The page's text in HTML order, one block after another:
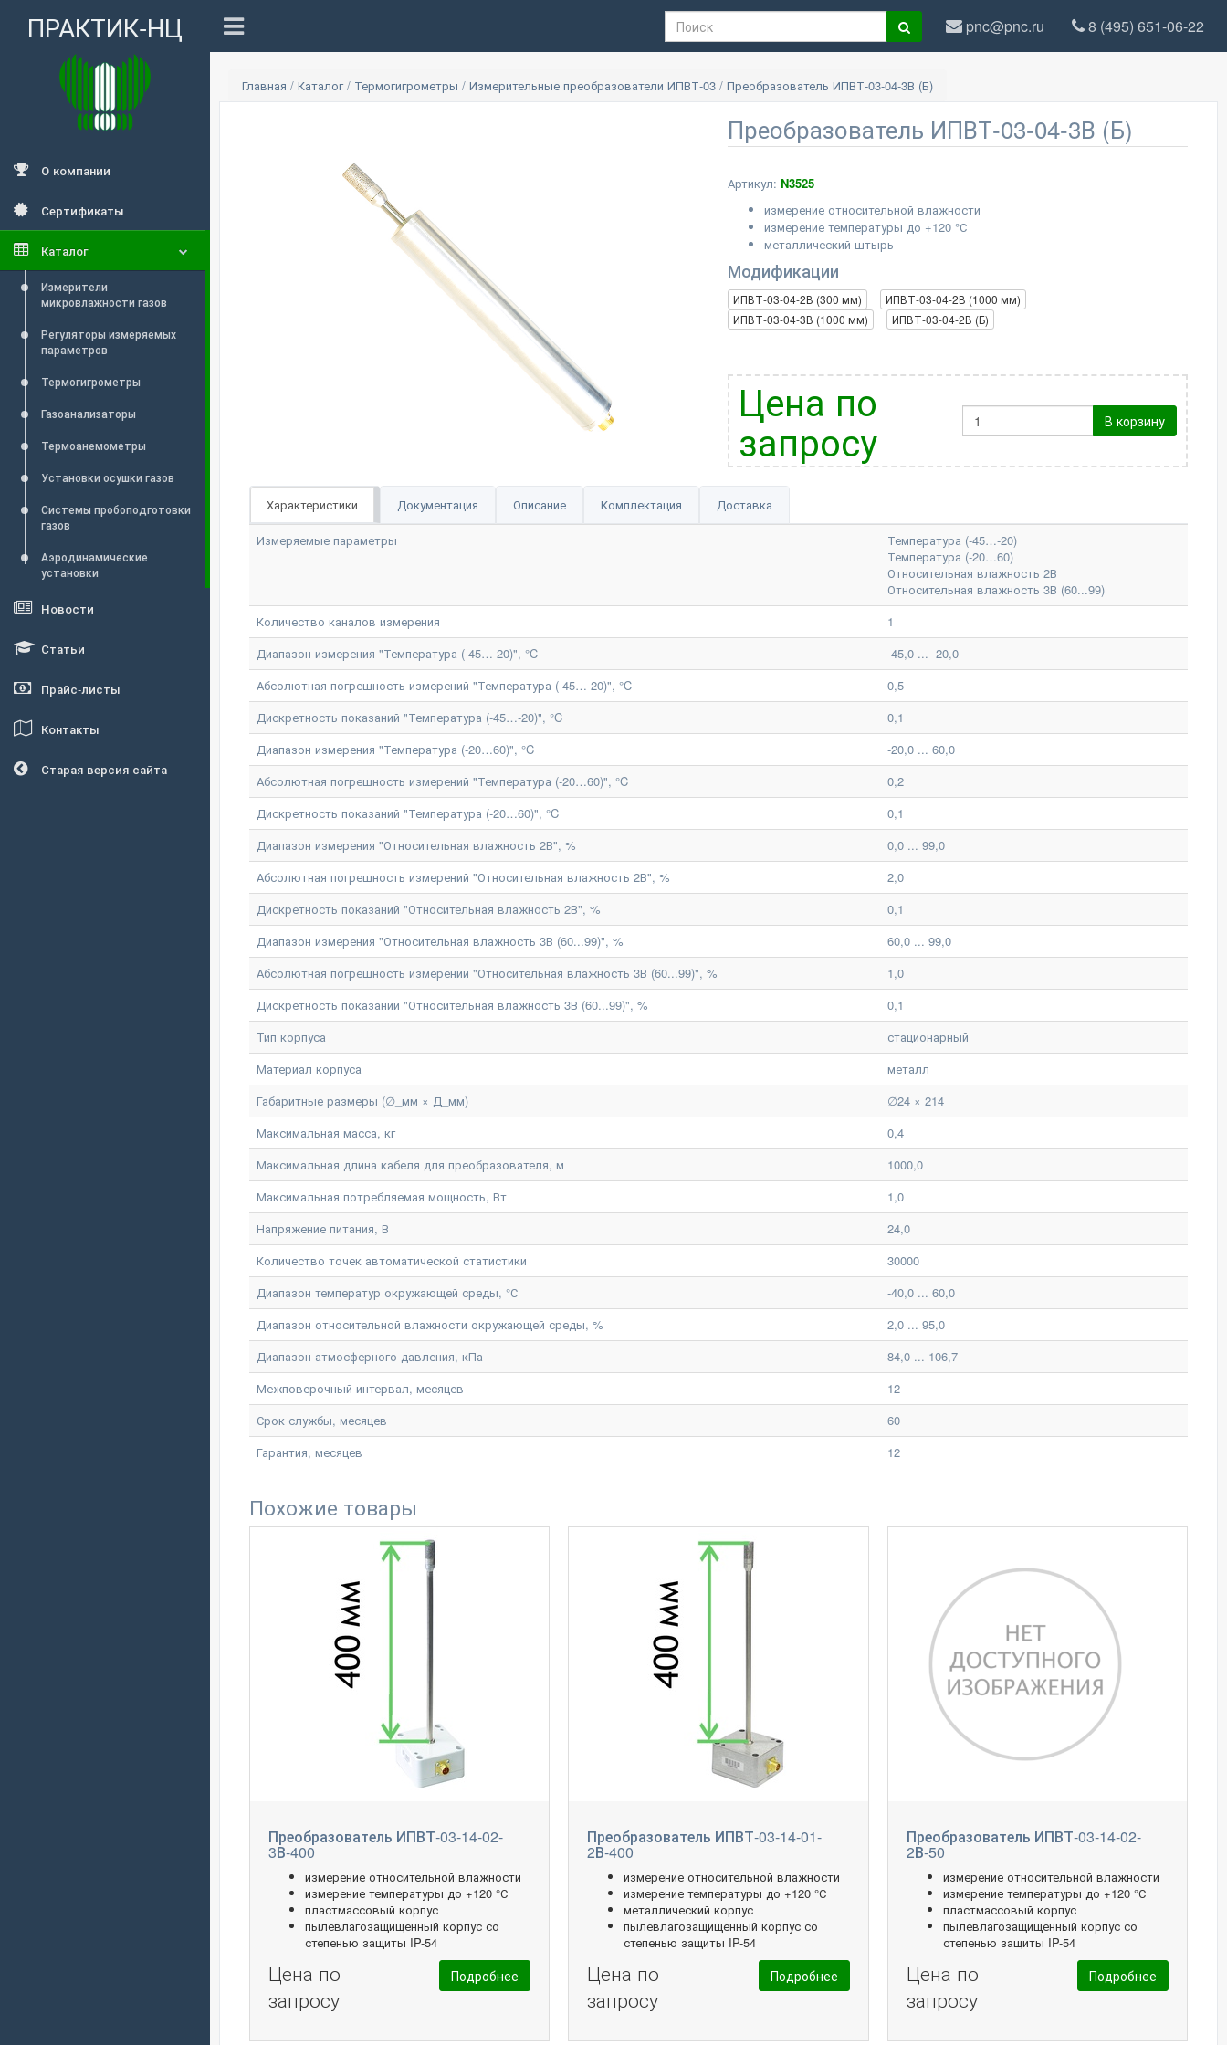
ПРАКТИК-НЦ
О компании
Сертификаты
Каталог
Измерители
микровлажности газов
Регуляторы измеряемых
параметров
Термогигрометры
Газоанализаторы
Термоанемометры
Установки осушки газов
Системы пробоподготовки
газов
Аэродинамические
установки
Новости
Статьи
Прайс-листы
Контакты
Старая версия сайта
8 (495) 651-06-22
pnc@pnc.ru
Главная / Каталог/ Термогигрометры / Измерительные преобразователи ИПВТ-03 / Преобразователь ИПВТ-03-04-3В (Б)
Преобразователь ИПВТ-03-04-3В (Б)
Артикул: N3525
измерение относительной влажности
измерение температуры до +120 °С
металлический штырь
Модификации
ИПВТ-03-04-2В (300 мм)
ИПВТ-03-04-2В (1000 мм)
ИПВТ-03-04-3В (1000 мм)
ИПВТ-03-04-2В (Б)
Цена по
запросу В корзину
Характеристики Документация Описание Комплектация Доставка
Измеряемые параметры
Температура (-45…-20)
Температура (-20…60)
Относительная влажность 2В
Относительная влажность 3В (60...99)
Количество каналов измерения
1
Диапазон измерения "Температура (-45…-20)", °C
-45,0 ... -20,0
Абсолютная погрешность измерений "Температура (-45…-20)", °C
0,5
Дискретность показаний "Температура (-45…-20)", °C
0,1
Диапазон измерения "Температура (-20…60)", °C
-20,0 ... 60,0
Абсолютная погрешность измерений "Температура (-20…60)", °C
0,2
Дискретность показаний "Температура (-20…60)", °C
0,1
Диапазон измерения "Относительная влажность 2В", %
0,0 ... 99,0
Абсолютная погрешность измерений "Относительная влажность 2В", %
2,0
Дискретность показаний "Относительная влажность 2В", %
0,1
Диапазон измерения "Относительная влажность 3В (60...99)", %
60,0 ... 99,0
Абсолютная погрешность измерений "Относительная влажность 3В (60...99)", %
1,0
Дискретность показаний "Относительная влажность 3В (60...99)", %
0,1
Тип корпуса
стационарный
Материал корпуса
металл
Габаритные размеры (∅_мм × Д_мм)
∅24 × 214
Максимальная масса, кг
0,4
Максимальная длина кабеля для преобразователя, м
1000,0
Максимальная потребляемая мощность, Вт
1,0
Напряжение питания, В
24,0
Количество точек автоматической статистики
30000
Диапазон температур окружающей среды, °С
-40,0 ... 60,0
Диапазон относительной влажности окружающей среды, %
2,0 ... 95,0
Диапазон атмосферного давления, кПа
84,0 ... 106,7
Межповерочный интервал, месяцев
12
Срок службы, месяцев
60
Гарантия, месяцев
12
Похожие товары
Преобразователь ИПВТ-03-14-02-
3В-400
измерение относительной влажности
измерение температуры до +120 °С
пластмассовый корпус
пылевлагозащищенный корпус со
степенью защиты IP-54
Цена по
запросу
Подробнее
Преобразователь ИПВТ-03-14-01-
2В-400
измерение относительной влажности
измерение температуры до +120 °С
металлический корпус
пылевлагозащищенный корпус со
степенью защиты IP-54
Цена по
запросу
Подробнее
Преобразователь ИПВТ-03-14-02-
2В-50
измерение относительной влажности
измерение температуры до +120 °С
пластмассовый корпус
пылевлагозащищенный корпус со
степенью защиты IP-54
Цена по
запросу
Подробнее